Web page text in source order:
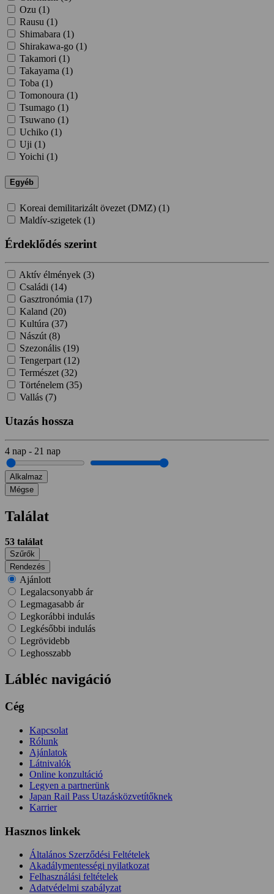
Ozu (1)
Rausu (1)
Shimabara (1)
Shirakawa-go (1)
Takamori (1)
Takayama (1)
Toba (1)
Tomonoura (1)
Tsumago (1)
Tsuwano (1)
Uchiko (1)
Uji (1)
Yoichi (1)
Egyéb
Koreai demilitarizált övezet (DMZ) (1)
Maldív-szigetek (1)
Érdeklődés szerint
Aktív élmények (3)
Családi (14)
Gasztronómia (17)
Kaland (20)
Kultúra (37)
Nászút (8)
Szezonális (19)
Tengerpart (12)
Természet (32)
Történelem (35)
Vallás (7)
Utazás hossza
4 nap - 21 nap
Alkalmaz
Mégse
Találat
53 találat
Szűrők
Rendezés
Ajánlott
Legalacsonyabb ár
Legmagasabb ár
Legkorábbi indulás
Legkésőbbi indulás
Legrövidebb
Leghosszabb
Lábléc navigáció
Cég
Kapcsolat
Rólunk
Ajánlatok
Látnivalók
Online konzultáció
Legyen a partnerünk
Japan Rail Pass Utazásközvetítőknek
Karrier
Hasznos linkek
Általános Szerződési Feltételek
Akadálymentességi nyilatkozat
Felhasználási feltételek
Adatvédelmi szabályzat